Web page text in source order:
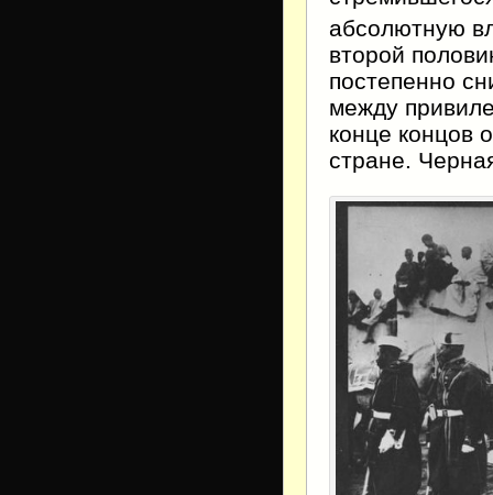
абсолютную
второй
постепенно
между
конце концов
стране.